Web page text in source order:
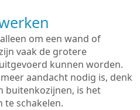
om een wand of
vaak de grotere
kunnen worden.
aandacht nodig is, denk
buitenkozijnen, is het
te schakelen.